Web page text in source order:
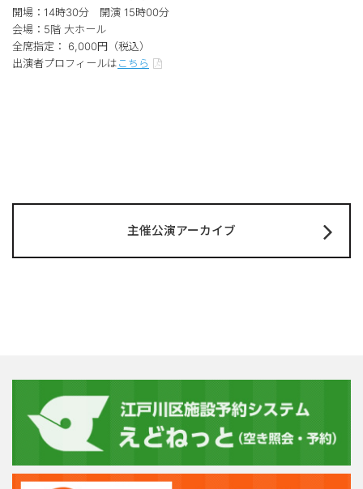
開場：14時30分 開演 15時00分
会場：5階 大ホール
全席指定： 6,000円（税込）
出演者プロフィールはこちら
主催公演アーカイブ